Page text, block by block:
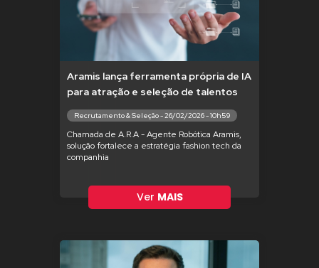
Aramis lança ferramenta própria de IA
para atração e seleção de talentos
Recrutamento & Seleção - 26/02/2026 - 10h59
Chamada de A.R.A - Agente Robótica Aramis,
solução fortalece a estratégia fashion tech da
companhia
Ver MAIS